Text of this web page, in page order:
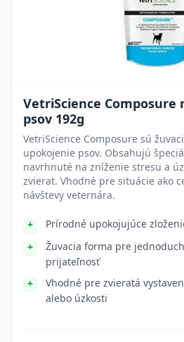
VetriScience Composure
psov 192g
VetriScience Composure sú
upokojenie psov. Obsahujú
navrhnuté na zníženie stresu a
zvierat. Vhodné pre situácie ako
návštevy veternára.
Prírodné upokojujúce
Žuvacia forma pre
prijateľnosť
Vhodné pre zvieratá
alebo úzkosti